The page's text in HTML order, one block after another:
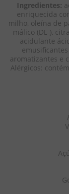
Ingredientes:
enriquecida
milho, oleína de
málico (DL-),
acidulante
aromatizantes e
Alérgicos: